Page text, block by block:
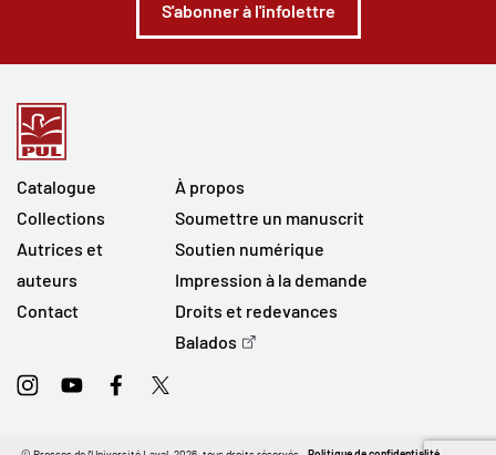
S'abonner à l'infolettre
Catalogue
Collections
Autrices et
auteurs
Contact
À propos
Soumettre un manuscrit
Soutien numérique
Impression à la demande
Droits et redevances
Balados
InstagramYoutubeFacebookTwitter